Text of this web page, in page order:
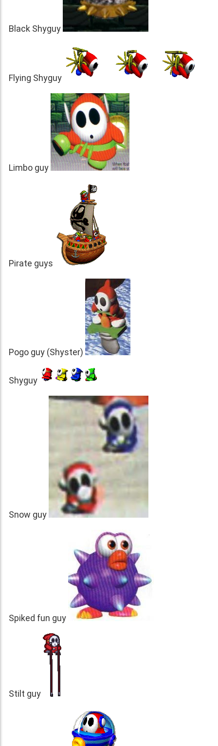
Black Shyguy
Flying Shyguy
Limbo guy
Pirate guys
Pogo guy (Shyster)
Shyguy
Snow guy
Spiked fun guy
Stilt guy